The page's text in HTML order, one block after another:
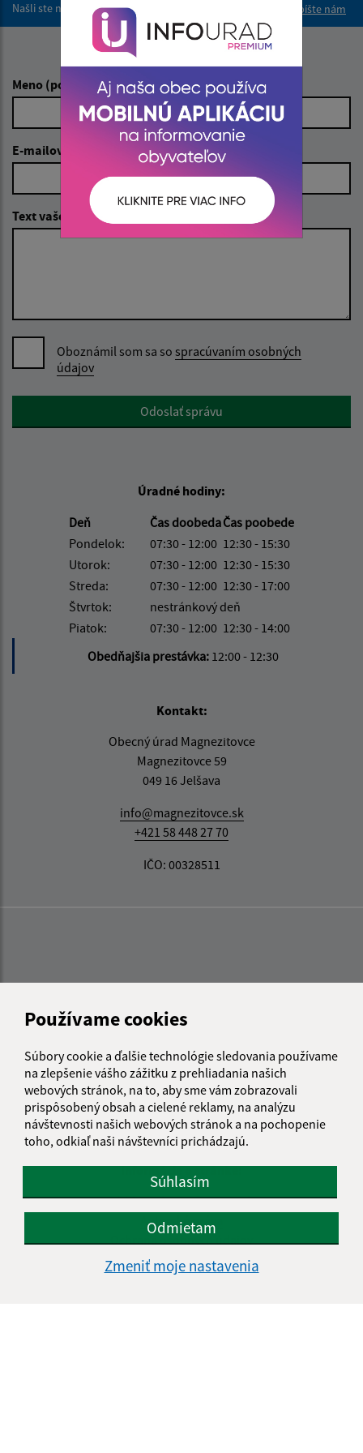
Používame cookies
Súbory cookie a ďalšie technológie sledovania používame
na zlepšenie vášho zážitku z prehliadania našich
webových stránok, na to, aby sme vám zobrazovali
prispôsobený obsah a cielené reklamy, na analýzu
návštevnosti našich webových stránok a na pochopenie
toho, odkiaľ naši návštevníci prichádzajú.
Súhlasím
Odmietam
Zmeniť moje nastavenia
Našli ste na stránke chybu?
Napíšte nám
Meno (povinné)
E-mailová adresa (povinné)
Text vašej správy (povinné)
Oboznámil som sa so spracúvaním osobných
údajov
Google reCaptcha ResponseOdoslať správu
Úradné hodiny:
Deň
Čas doobedaČas poobede
Pondelok:
07:30 - 12:00 12:30 - 15:30
Utorok:
07:30 - 12:00 12:30 - 15:30
Streda:
07:30 - 12:00 12:30 - 17:00
Štvrtok:
nestránkový deň
Piatok:
07:30 - 12:00 12:30 - 14:00
Obedňajšia prestávka: 12:00 - 12:30
Kontakt:
Obecný úrad Magnezitovce
Magnezitovce 59
049 16 Jelšava
info@magnezitovce.sk
+421 58 448 27 70
IČO: 00328511
Informácie o stránke:
Vyhlásenie o prístupnosti
Autorské práva
Ochrana osobných údajov
Navigácia: